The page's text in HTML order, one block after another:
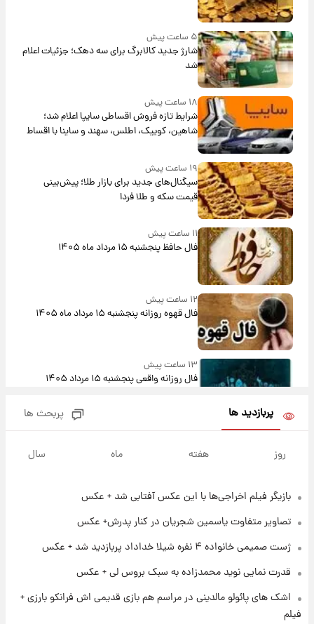
۵ ساعت پیش
شارژ جدید کالابرگ برای سه دهک؛ جزئیات اعلام
شد
۱۸ ساعت پیش
شرایط تازه فروش اقساطی سایپا اعلام شد؛
شاهین، کوییک، اطلس، سهند و ساینا با اقساط
بلندمدت + جدول
۱۹ ساعت پیش
سیگنال‌های جدید برای بازار طلا؛ پیش‌بینی
قیمت سکه و طلا فردا
۱۱ ساعت پیش
فال حافظ پنجشنبه ۱۵ مرداد ماه ۱۴۰۵
۱۲ ساعت پیش
فال قهوه روزانه پنجشنبه ۱۵ مرداد ماه ۱۴۰۵
۱۳ ساعت پیش
فال روزانه واقعی پنجشنبه ۱۵ مرداد ۱۴۰۵
+ جدول
۱ روز پیش
نام خودرو، مبلغ پیش پرداخت و زمان تحویل |
سود مشارکت چند درصد است؟
زمان پخش «مرد سه هزار چهره» مشخص شد
پربازدید ها پربحث ها
روز هفته ماه سال
بازیگر فیلم اخراجی‌ها با این عکس آفتابی شد + عکس
تصاویر متفاوت یاسمین شجریان در کنار پدرش+ عکس
ژست صمیمی خانواده ۴ نفره شیلا خداداد پربازدید شد + عکس
قدرت نمایی نوید محمدزاده به سبک بروس لی + عکس
اشک های پائولو مالدینی در مراسم هم بازی قدیمی اش فرانکو بارزی +
فیلم